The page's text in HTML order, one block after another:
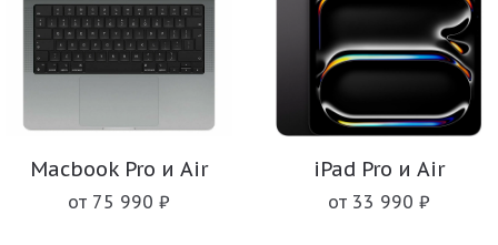
Macbook Pro и Air
от 75 990 ₽
iPad Pro и Air
от 33 990 ₽